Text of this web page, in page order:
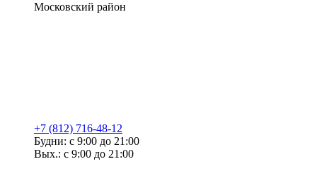
Московский район
+7 (812) 716-48-12
Будни: с 9:00 до 21:00
Вых.: с 9:00 до 21:00